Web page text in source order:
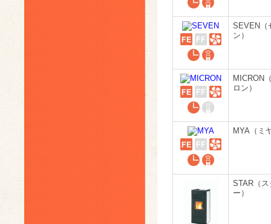
SEVEN（
ン）
MICRON
ロン）
MYA（ミ
STAR（ス
ー）